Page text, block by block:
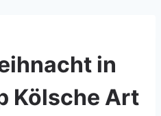
in
Kölsche Art